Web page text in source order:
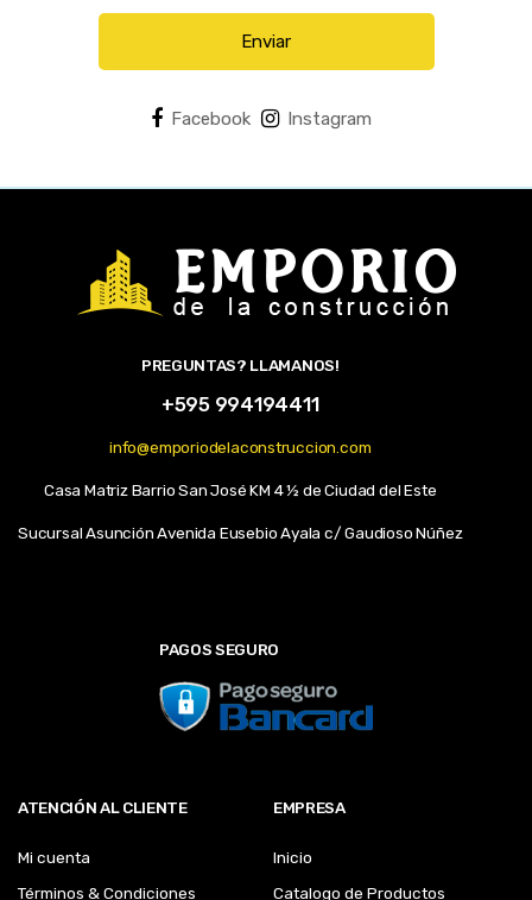
Enviar
Facebook Instagram
PREGUNTAS? LLAMANOS!
+595 994194411
info@emporiodelaconstruccion.com
Casa Matriz Barrio San José KM 4 ½ de Ciudad del Este
Sucursal Asunción Avenida Eusebio Ayala c/ Gaudioso Núñez
PAGOS SEGURO
ATENCIÓN AL CLIENTE
Mi cuenta
Términos & Condiciones
EMPRESA
Inicio
Catalogo de Productos